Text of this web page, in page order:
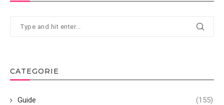
CATEGORIE
Guide (155)